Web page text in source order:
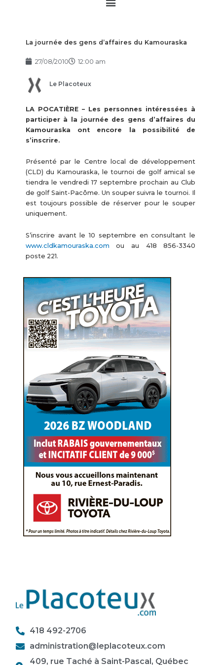
La journée des gens d’affaires du Kamouraska
27/08/2010 12:00 am
Le Placoteux
LA POCATIÈRE – Les personnes intéressées à
participer à la journée des gens d’affaires du
Kamouraska ont encore la possibilité de
s’inscrire.
Présenté par le Centre local de développement
(CLD) du Kamouraska, le tournoi de golf amical se
tiendra le vendredi 17 septembre prochain au Club
de golf Saint-Pacôme. Un souper suivra le tournoi. Il
est toujours possible de réserver pour le souper
uniquement.
S’inscrire avant le 10 septembre en consultant le
www.cldkamouraska.com ou au 418 856-3340
poste 221.
418 492-2706
administration@leplacoteux.com
409, rue Taché à Saint-Pascal, Québec